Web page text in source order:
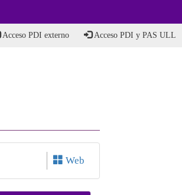
Acceso PDI externo Acceso PDI y PAS ULL
Web